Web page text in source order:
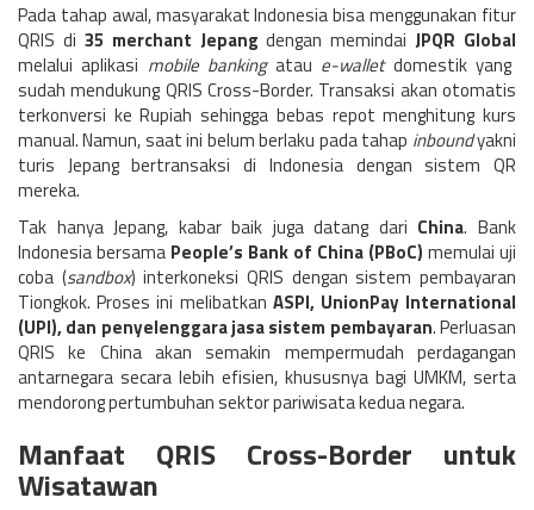
Pada tahap awal, masyarakat Indonesia bisa menggunakan fitur
QRIS di 35 merchant Jepang dengan memindaiJPQR Global
melalui aplikasi mobile bankingatau e-walletdomestik yang
sudah mendukung QRIS Cross-Border. Transaksi akan otomatis
terkonversi ke Rupiah sehingga bebas repot menghitung kurs
manual. Namun, saat ini belum berlaku pada tahap inboundyakni
turis Jepang bertransaksi di Indonesia dengan sistem QR
mereka.
Tak hanya Jepang, kabar baik juga datang dari China. Bank
Indonesia bersama People’s Bank of China (PBoC) memulai uji
coba (sandbox) interkoneksi QRIS dengan sistem pembayaran
Tiongkok. Proses ini melibatkan ASPI, UnionPay International
(UPI), dan penyelenggara jasa sistem pembayaran. Perluasan
QRIS ke China akan semakin mempermudah perdagangan
antarnegara secara lebih efisien, khususnya bagi UMKM, serta
mendorong pertumbuhan sektor pariwisata kedua negara.
Manfaat QRIS Cross-Border untuk
Wisatawan